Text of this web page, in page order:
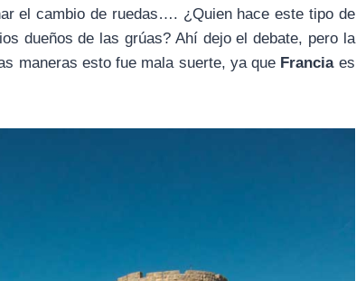
el cambio de ruedas…. ¿Quien hace este tipo de
dueños de las grúas? Ahí dejo el debate, pero la
maneras esto fue mala suerte, ya que Franciaes